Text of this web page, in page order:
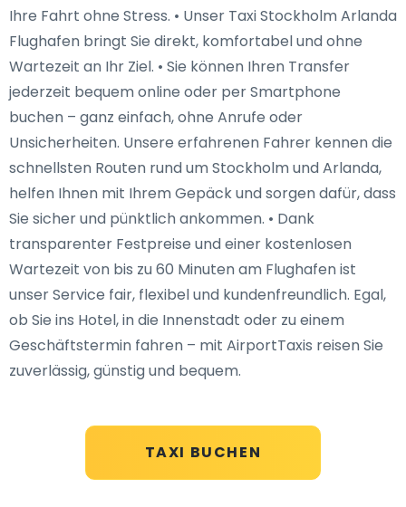
TAXI BUCHEN
Ihre Fahrt ohne Stress. • Unser Taxi Stockholm Arlanda
Flughafen bringt Sie direkt, komfortabel und ohne
Wartezeit an Ihr Ziel. • Sie können Ihren Transfer
jederzeit bequem online oder per Smartphone
buchen – ganz einfach, ohne Anrufe oder
Unsicherheiten. Unsere erfahrenen Fahrer kennen die
schnellsten Routen rund um Stockholm und Arlanda,
helfen Ihnen mit Ihrem Gepäck und sorgen dafür, dass
Sie sicher und pünktlich ankommen. • Dank
transparenter Festpreise und einer kostenlosen
Wartezeit von bis zu 60 Minuten am Flughafen ist
unser Service fair, flexibel und kundenfreundlich. Egal,
ob Sie ins Hotel, in die Innenstadt oder zu einem
Geschäftstermin fahren – mit AirportTaxis reisen Sie
zuverlässig, günstig und bequem.